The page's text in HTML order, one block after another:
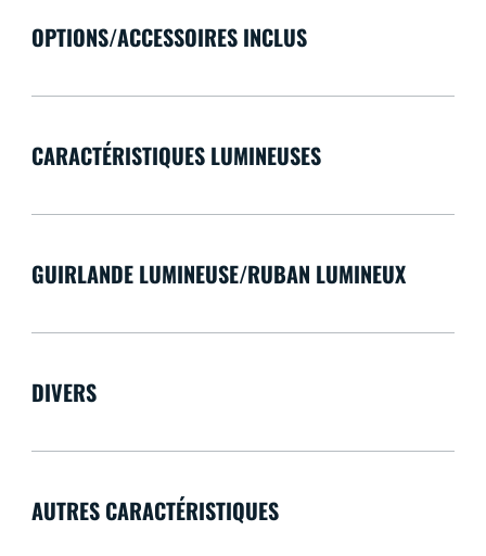
OPTIONS/ACCESSOIRES INCLUS
CARACTÉRISTIQUES LUMINEUSES
GUIRLANDE LUMINEUSE/RUBAN LUMINEUX
DIVERS
AUTRES CARACTÉRISTIQUES